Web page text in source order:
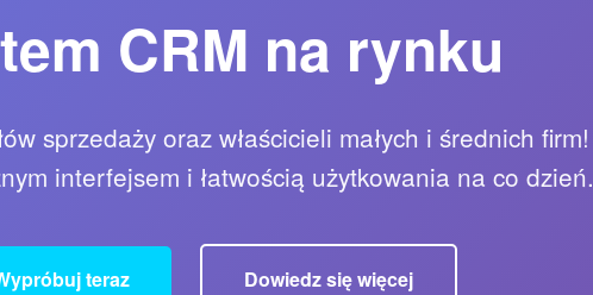
CRM na rynku
sprzedaży oraz właścicieli małych i średnich firm!
interfejsem i łatwością użytkowania na co dzień.
teraz Dowiedz się więcej